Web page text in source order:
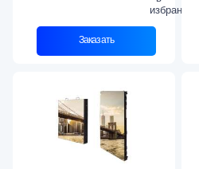
Заказать